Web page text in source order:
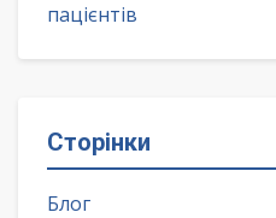
пацієнтів
Сторінки
Блог